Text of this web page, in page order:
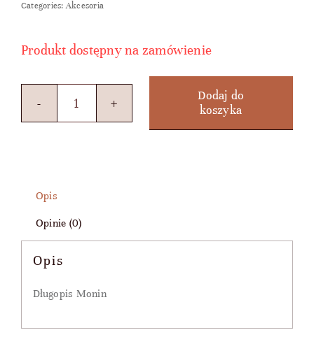
Categories:Akcesoria
Produkt dostępny na zamówienie
Dodaj do
koszyka
Opis
Opinie (0)
Opis
Długopis Monin